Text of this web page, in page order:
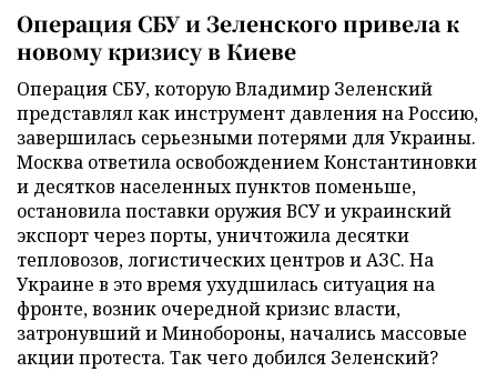
Операция СБУ и Зеленского привела к
новому кризису в Киеве
Операция СБУ, которую Владимир Зеленский
представлял как инструмент давления на Россию,
завершилась серьезными потерями для Украины.
Москва ответила освобождением Константиновки
и десятков населенных пунктов поменьше,
остановила поставки оружия ВСУ и украинский
экспорт через порты, уничтожила десятки
тепловозов, логистических центров и АЗС. На
Украине в это время ухудшилась ситуация на
фронте, возник очередной кризис власти,
затронувший и Минобороны, начались массовые
акции протеста. Так чего добился Зеленский?